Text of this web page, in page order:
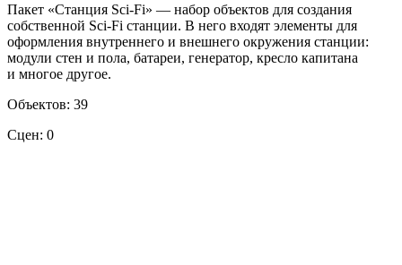
Пакет «Станция Sci-Fi» — набор объектов для создания
собственной Sci-Fi станции. В него входят элементы для
оформления внутреннего и внешнего окружения станции:
модули стен и пола, батареи, генератор, кресло капитана
и многое другое.
Объектов: 39
Сцен: 0